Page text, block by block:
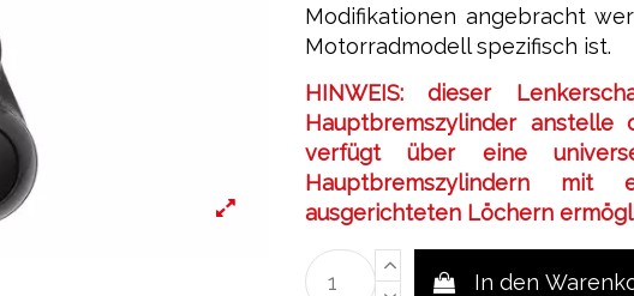
Modifikationen angebracht
Motorradmodell spezifisch ist.
HINWEIS: dieser
Hauptbremszylinder
verfügt über eine
Hauptbremszylindern
ausgerichteten Löchern
In den